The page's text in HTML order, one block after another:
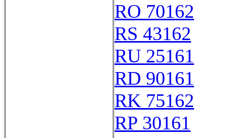
RO 70162
RS 43162
RU 25161
RD 90161
RK 75162
RP 30161